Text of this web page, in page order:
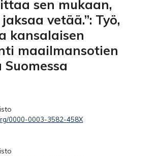
sen mukaan,
vetää.”: Työ,
kansalaisen
maailmansotien
Suomessa
0000-0003-3582-458X